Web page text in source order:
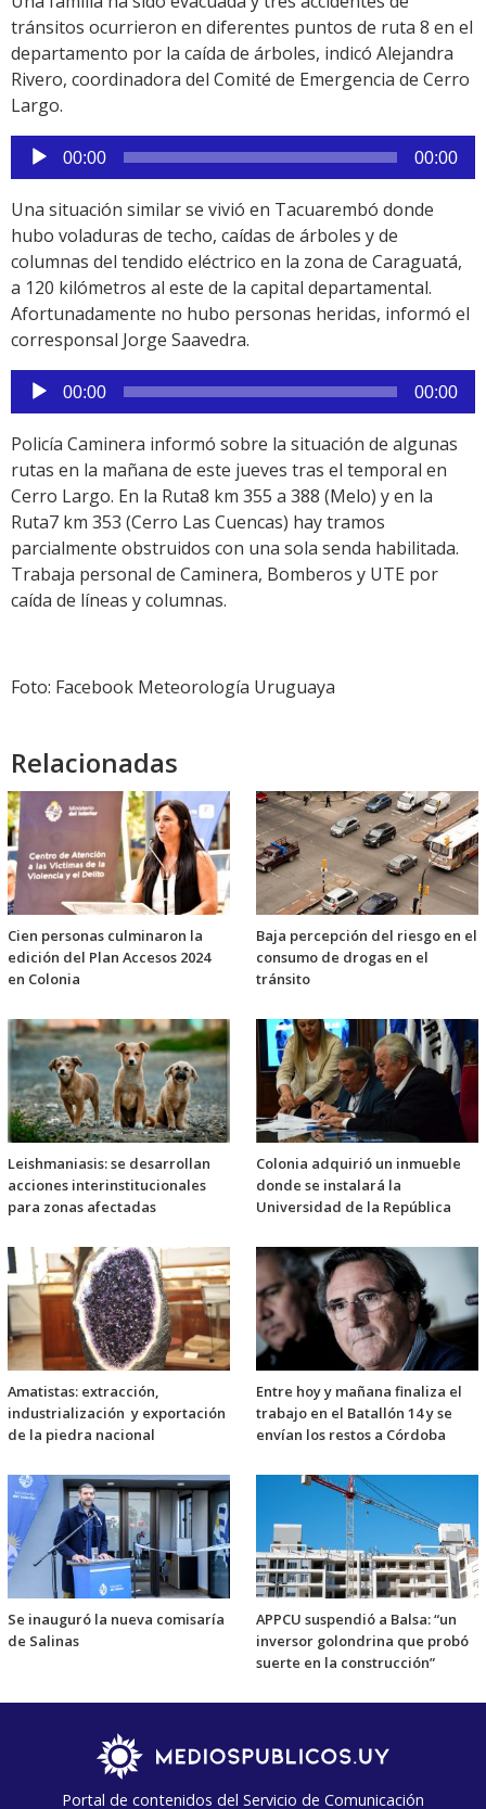
tránsitos ocurrieron en diferentes puntos de ruta 8 en el
departamento por la caída de árboles, indicó Alejandra
Rivero, coordinadora del Comité de Emergencia de Cerro
Largo.
Reproductor
de
audio
00:00 00:00
Una situación similar se vivió en Tacuarembó donde
hubo voladuras de techo, caídas de árboles y de
columnas del tendido eléctrico en la zona de Caraguatá,
a 120 kilómetros al este de la capital departamental.
Afortunadamente no hubo personas heridas, informó el
corresponsal Jorge Saavedra.
Reproductor
de
audio
00:00 00:00
Policía Caminera informó sobre la situación de algunas
rutas en la mañana de este jueves tras el temporal en
Cerro Largo. En la Ruta8 km 355 a 388 (Melo) y en la
Ruta7 km 353 (Cerro Las Cuencas) hay tramos
parcialmente obstruidos con una sola senda habilitada.
Trabaja personal de Caminera, Bomberos y UTE por
caída de líneas y columnas.
Foto: Facebook Meteorología Uruguaya
Relacionadas
Cien personas culminaron la
edición del Plan Accesos 2024
en Colonia
Baja percepción del riesgo en el
consumo de drogas en el
tránsito
Leishmaniasis: se desarrollan
acciones interinstitucionales
para zonas afectadas
Colonia adquirió un inmueble
donde se instalará la
Universidad de la República
Amatistas: extracción,
industrialización y exportación
de la piedra nacional
Entre hoy y mañana finaliza el
trabajo en el Batallón 14 y se
envían los restos a Córdoba
Se inauguró la nueva comisaría
de Salinas
APPCU suspendió a Balsa: “un
inversor golondrina que probó
suerte en la construcción”
Portal de contenidos del Servicio de Comunicación